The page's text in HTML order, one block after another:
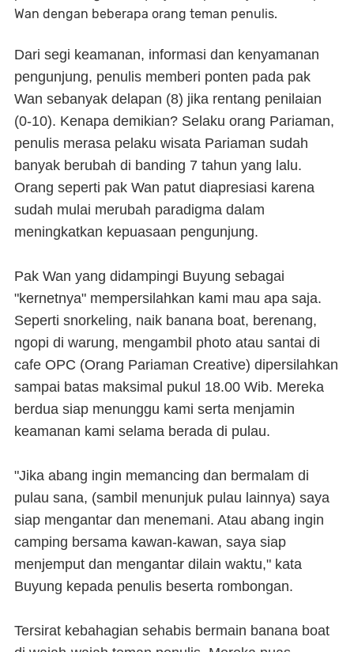
Wan dengan beberapa orang teman penulis.
Dari segi keamanan, informasi dan kenyamanan
pengunjung, penulis memberi ponten pada pak
Wan sebanyak delapan (8) jika rentang penilaian
(0-10). Kenapa demikian? Selaku orang Pariaman,
penulis merasa pelaku wisata Pariaman sudah
banyak berubah di banding 7 tahun yang lalu.
Orang seperti pak Wan patut diapresiasi karena
sudah mulai merubah paradigma dalam
meningkatkan kepuasaan pengunjung.
Pak Wan yang didampingi Buyung sebagai
"kernetnya" mempersilahkan kami mau apa saja.
Seperti snorkeling, naik banana boat, berenang,
ngopi di warung, mengambil photo atau santai di
cafe OPC (Orang Pariaman Creative) dipersilahkan
sampai batas maksimal pukul 18.00 Wib. Mereka
berdua siap menunggu kami serta menjamin
keamanan kami selama berada di pulau.
"Jika abang ingin memancing dan bermalam di
pulau sana, (sambil menunjuk pulau lainnya) saya
siap mengantar dan menemani. Atau abang ingin
camping bersama kawan-kawan, saya siap
menjemput dan mengantar dilain waktu," kata
Buyung kepada penulis beserta rombongan.
Tersirat kebahagian sehabis bermain banana boat